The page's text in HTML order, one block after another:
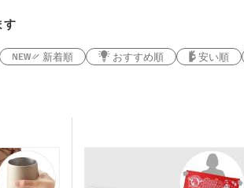
す
新着順 おすすめ順 安い順
オーガニックコットンバッ
グ
スチッ
ト
ボトル
プ
長袖Tシ
オリジナルキッズウェア
ノート・手帳
ペンケース・筆箱
ァイル
ジェットストリーム